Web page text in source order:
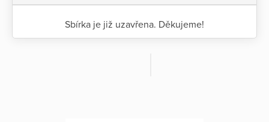
Sbírka je již uzavřena. Děkujeme!